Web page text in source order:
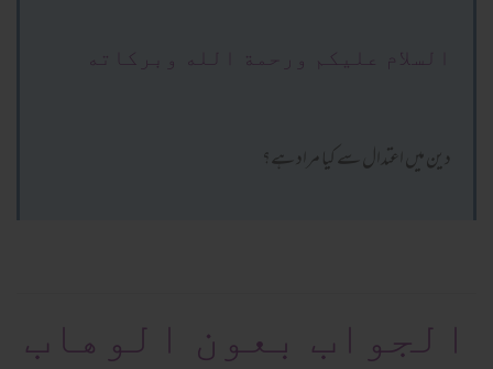
السلام عليكم ورحمة الله وبركاته
دین میں اعتدال سے کیا مراد ہے؟
الجواب بعون الوهاب